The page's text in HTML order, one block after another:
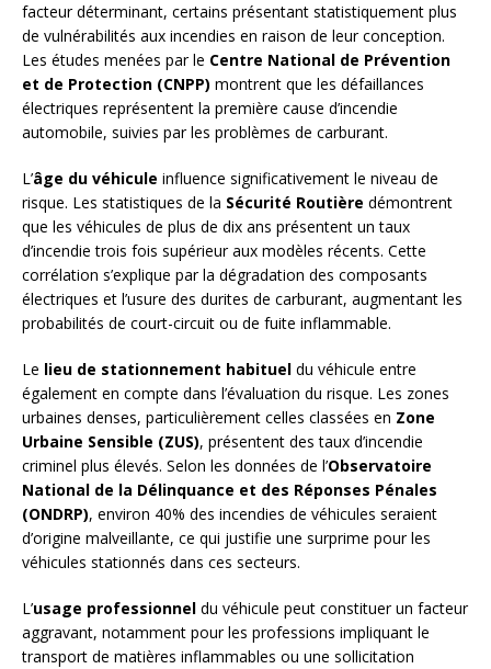
facteur déterminant, certains présentant statistiquement plus
de vulnérabilités aux incendies en raison de leur conception.
Les études menées par le Centre National de Prévention
et de Protection (CNPP) montrent que les défaillances
électriques représentent la première cause d’incendie
automobile, suivies par les problèmes de carburant.
L’âge du véhicule influence significativement le niveau de
risque. Les statistiques de la Sécurité Routière démontrent
que les véhicules de plus de dix ans présentent un taux
d’incendie trois fois supérieur aux modèles récents. Cette
corrélation s’explique par la dégradation des composants
électriques et l’usure des durites de carburant, augmentant les
probabilités de court-circuit ou de fuite inflammable.
Le lieu de stationnement habituel du véhicule entre
également en compte dans l’évaluation du risque. Les zones
urbaines denses, particulièrement celles classées en Zone
Urbaine Sensible (ZUS), présentent des taux d’incendie
criminel plus élevés. Selon les données de l’Observatoire
National de la Délinquance et des Réponses Pénales
(ONDRP), environ 40% des incendies de véhicules seraient
d’origine malveillante, ce qui justifie une surprime pour les
véhicules stationnés dans ces secteurs.
L’usage professionnel du véhicule peut constituer un facteur
aggravant, notamment pour les professions impliquant le
transport de matières inflammables ou une sollicitation